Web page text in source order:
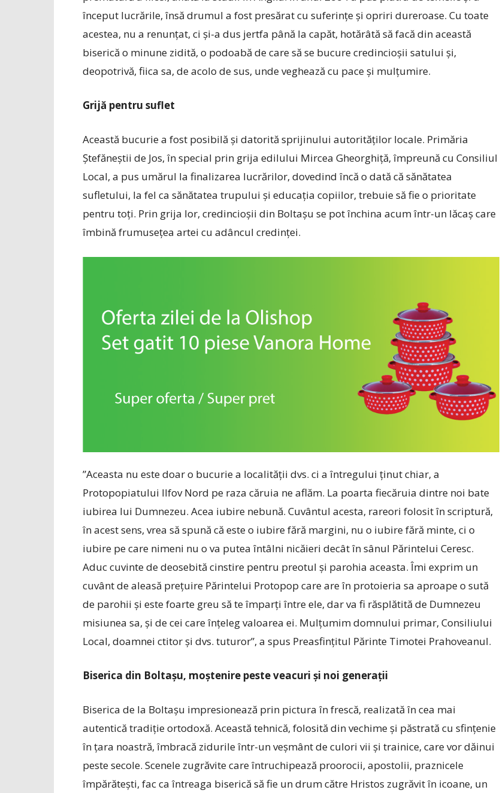
început lucrările, însă drumul a fost presărat cu suferințe și opriri dureroase. Cu toate
acestea, nu a renunțat, ci și-a dus jertfa până la capăt, hotărâtă să facă din această
biserică o minune zidită, o podoabă de care să se bucure credincioșii satului și,
deopotrivă, fiica sa, de acolo de sus, unde veghează cu pace și mulțumire.
Grijă pentru suflet
Această bucurie a fost posibilă și datorită sprijinului autorităților locale. Primăria
Ștefăneștii de Jos, în special prin grija edilului Mircea Gheorghiță, împreună cu Consiliul
Local, a pus umărul la finalizarea lucrărilor, dovedind încă o dată că sănătatea
sufletului, la fel ca sănătatea trupului și educația copiilor, trebuie să fie o prioritate
pentru toți. Prin grija lor, credincioșii din Boltașu se pot închina acum ­într-un lăcaș care
îmbină frumusețea artei cu adâncul credinței.
”Aceasta nu este doar o bucurie a localității dvs. ci a întregului ținut chiar, a
Protopopiatului Ilfov Nord pe raza căruia ne aflăm. La poarta fiecăruia dintre noi bate
iubirea lui Dumnezeu. Acea iubire nebună. Cuvântul acesta, rareori folosit în scriptură,
în acest sens, vrea să spună că este o iubire fără margini, nu o iubire fără minte, ci o
iubire pe care nimeni nu o va putea întâlni nicăieri decât în sânul Părintelui Ceresc.
Aduc cuvinte de deosebită cinstire pentru preotul și parohia aceasta. Îmi exprim un
cuvânt de aleasă prețuire Părintelui Protopop care are în protoieria sa aproape o sută
de parohii și este foarte greu să te împarți între ele, dar va fi răsplătită de Dumnezeu
misiunea sa, și de cei care înțeleg valoarea ei. Mulțumim domnului primar, Consiliului
Local, doamnei ctitor și dvs. tuturor”, a spus Preasfințitul Părinte Timotei Prahoveanul.
Biserica din Boltașu, moștenire peste veacuri și noi generații
Biserica de la Boltașu impresionează prin pictura în frescă, realizată în cea mai
autentică tradiție ortodoxă. Această tehnică, folosită din vechime și păstrată cu sfințenie
în țara noastră, îmbracă zidurile într-un veșmânt de culori vii și trainice, care vor dăinui
peste secole. Scenele zugrăvite care întruchipează proorocii, apostolii, praznicele
împărătești, fac ca întreaga biserică să fie un drum către Hristos zugrăvit în icoane, un